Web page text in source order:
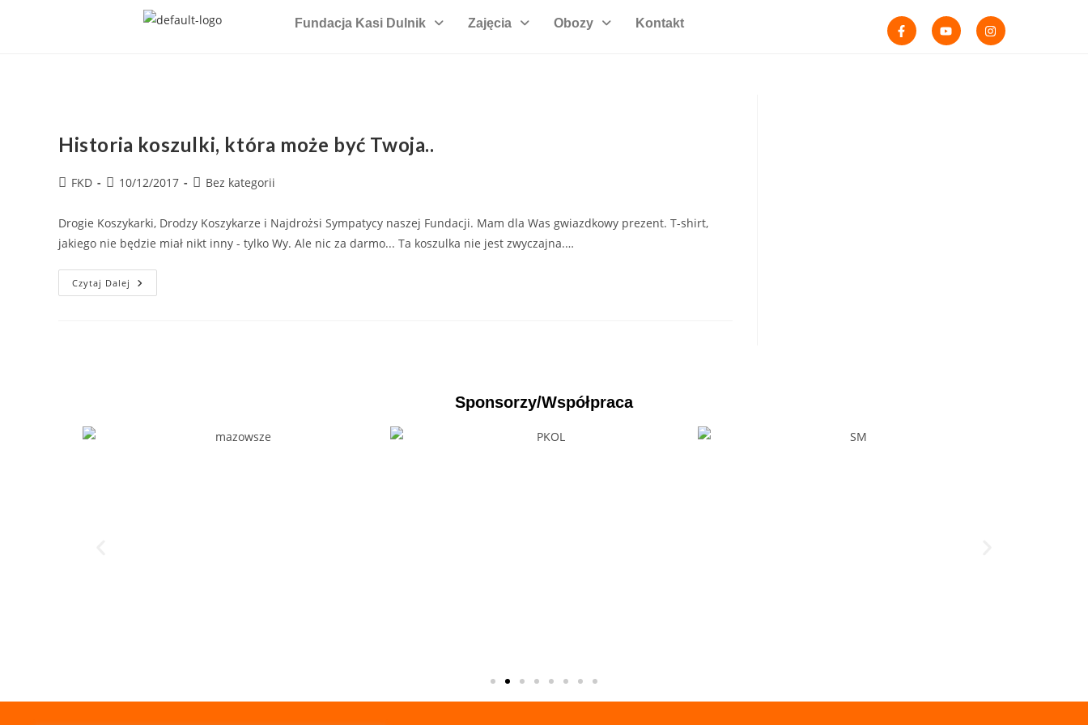
Fundacja Kasi Dulnik Zajęcia Obozy Kontakt
Historia koszulki, która może być Twoja..
FKD 10/12/2017 Bez kategorii
Drogie Koszykarki, Drodzy Koszykarze i Najdrożsi Sympatycy naszej Fundacji. Mam dla Was gwiazdkowy prezent. T-shirt,
jakiego nie będzie miał nikt inny - tylko Wy. Ale nic za darmo... Ta koszulka nie jest zwyczajna.…
Czytaj Dalej
Sponsorzy/Współpraca